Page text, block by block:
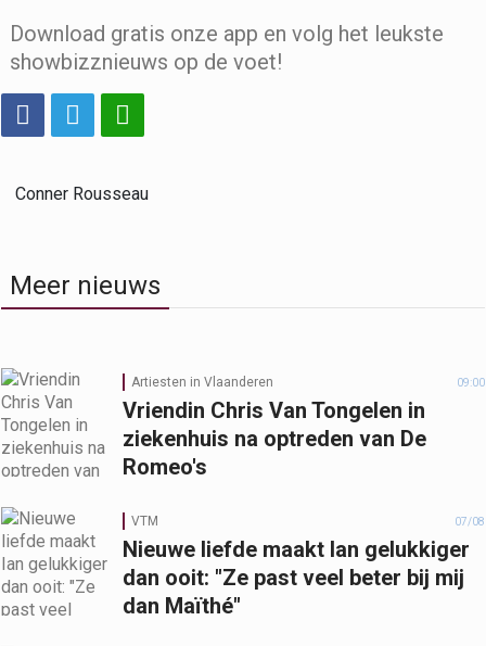
Download gratis onze app en volg het leukste
showbizznieuws op de voet!
Conner Rousseau
Meer nieuws
Artiesten in Vlaanderen 09:00
Vriendin Chris Van Tongelen in
ziekenhuis na optreden van De
Romeo's
VTM 07/08
Nieuwe liefde maakt Ian gelukkiger
dan ooit: "Ze past veel beter bij mij
dan Maïthé"